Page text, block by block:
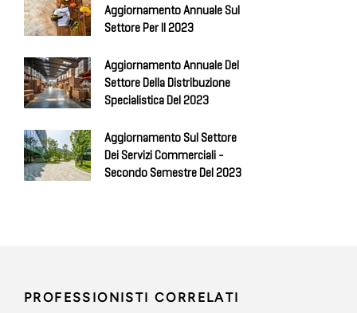
Aggiornamento Annuale Sul
Settore Per Il 2023
Aggiornamento Annuale Del
Settore Della Distribuzione
Specialistica Del 2023
Aggiornamento Sul Settore
Dei Servizi Commerciali -
Secondo Semestre Del 2023
PROFESSIONISTI CORRELATI